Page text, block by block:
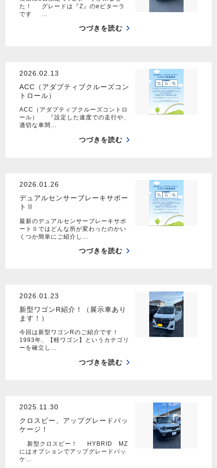
た！ グレードは『Z』のeビターラ
です …
つづきを読む
2026.02.13
ACC（アダプティブクルーズコン
トロール）
ACC（アダプティブクルーズコントロ
ール） 『設定した速度での走行や、
適切な車間…
つづきを読む
2026.01.26
デュアルセンサーブレーキサポー
トⅡ
最新のデュアルセンサーブレーキサポ
ートⅡではどんな所が変わったのかい
くつか簡単にご紹介し…
つづきを読む
2026.01.23
新型ワゴンR紹介！（展示車あり
ます！）
今回は新型ワゴンRのご紹介です！
1993年、【軽ワゴン】というカテゴリ
ーを確立し…
つづきを読む
2025.11.30
クロスビー、アップグレードパッ
ケージ！
新型クロスビー！ HYBRID MZ
にはオプションでアップグレードパッ
ケ…